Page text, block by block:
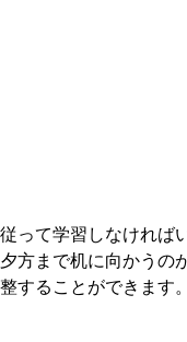
って学習しなければ
方まで机に向かうの
することができます。